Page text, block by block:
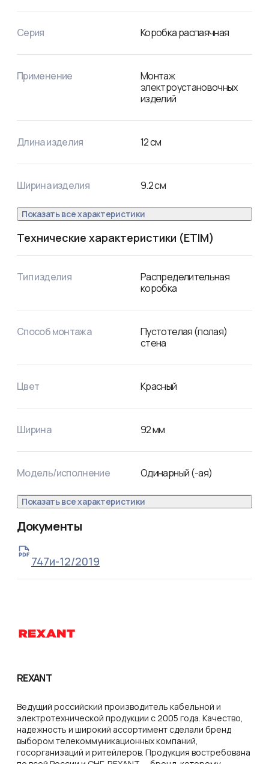
Серия Коробка распаячная
Применение
Монтаж
электроустановочных
изделий
Длина изделия 12см
Ширина изделия 9.2см
Показать все характеристики
Технические характеристики (ETIM)
Тип изделия
Распределительная
коробка
Способ монтажа
Пустотелая (полая)
стена
Цвет Красный
Ширина 92мм
Модель/исполнение Одинарный (-ая)
Показать все характеристики
Документы
747и-12/2019
REXANT
Ведущий российский производитель кабельной и
электротехнической продукции с 2005 года. Качество,
надежность и широкий ассортимент сделали бренд
выбором телекоммуникационных компаний,
госорганизаций и ритейлеров. Продукция востребована